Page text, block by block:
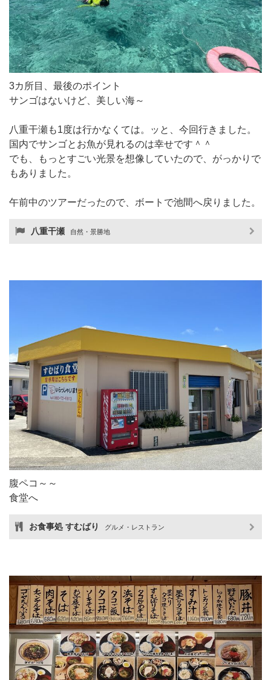
3カ所目、最後のポイント
サンゴはないけど、美しい海～
八重干瀬も1度は行かなくては。ッと、今回行きました。
国内でサンゴとお魚が見れるのは幸せです＾＾
でも、もっとすごい光景を想像していたので、がっかりで
もありました。
午前中のツアーだったので、ボートで池間へ戻りました。
八重干瀬 自然・景勝地
腹ペコ～～
食堂へ
お食事処 すむばり グルメ・レストラン